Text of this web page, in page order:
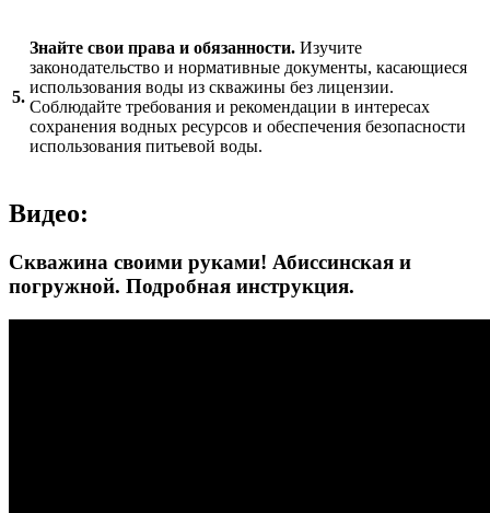
5.
Знайте свои права и обязанности. Изучите
законодательство и нормативные документы, касающиеся
использования воды из скважины без лицензии.
Соблюдайте требования и рекомендации в интересах
сохранения водных ресурсов и обеспечения безопасности
использования питьевой воды.
Видео:
Скважина своими руками! Абиссинская и
погружной. Подробная инструкция.